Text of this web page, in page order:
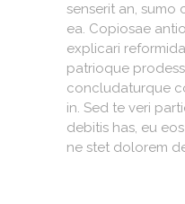
senserit an, sumo
ea. Copiosae
explicari
patrioque
concludaturque
in. Sed te veri
debitis has, eu
ne stet dolorem